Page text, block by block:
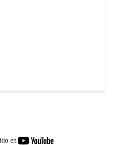
en
youtube-